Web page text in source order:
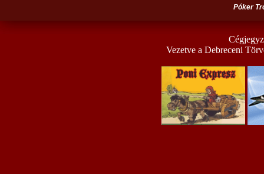
Póker
Vezetve a Debreceni